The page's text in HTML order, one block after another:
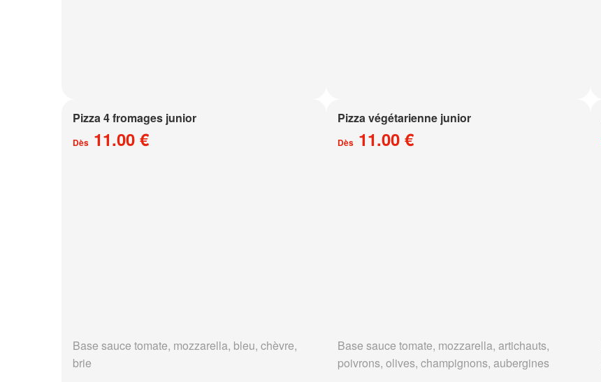
Pizza 4 fromages junior
Dès 11.00 €
Base sauce tomate, mozzarella, bleu, chèvre,
brie
Pizza végétarienne junior
Dès11.00 €
Base sauce tomate, mozzarella, artichauts,
poivrons, olives, champignons, aubergines